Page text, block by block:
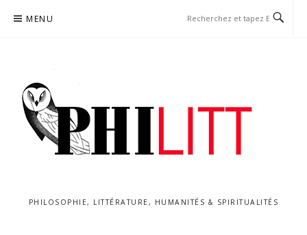
MENU
PHILOSOPHIE, LITTÉRATURE, HUMANITÉS & SPIRITUALITÉS